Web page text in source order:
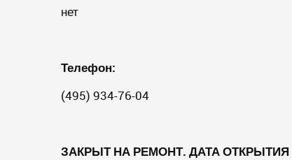
нет
Телефон:
(495) 934-76-04
ЗАКРЫТ НА РЕМОНТ. ДАТА ОТКРЫТИЯ